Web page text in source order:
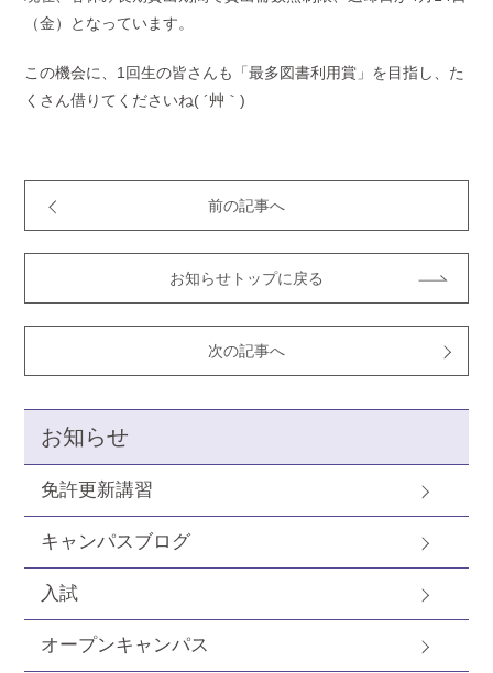
（金）となっています。
この機会に、1回生の皆さんも「最多図書利用賞」を目指し、た
くさん借りてくださいね( ´艸｀)
前の記事へ
お知らせトップに戻る
次の記事へ
お知らせ
免許更新講習
キャンパスブログ
入試
オープンキャンパス